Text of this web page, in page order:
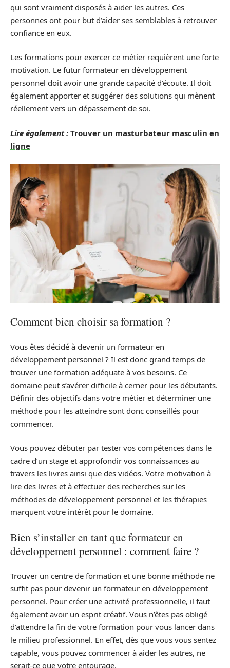
qui sont vraiment disposés à aider les autres. Ces
personnes ont pour but d’aider ses semblables à retrouver
confiance en eux.
Les formations pour exercer ce métier requièrent une forte
motivation. Le futur formateur en développement
personnel doit avoir une grande capacité d’écoute. Il doit
également apporter et suggérer des solutions qui mènent
réellement vers un dépassement de soi.
Lire également : Trouver un masturbateur masculin en
ligne
Comment bien choisir sa formation ?
Vous êtes décidé à devenir un formateur en
développement personnel ? Il est donc grand temps de
trouver une formation adéquate à vos besoins. Ce
domaine peut s’avérer difficile à cerner pour les débutants.
Définir des objectifs dans votre métier et déterminer une
méthode pour les atteindre sont donc conseillés pour
commencer.
Vous pouvez débuter par tester vos compétences dans le
cadre d’un stage et approfondir vos connaissances au
travers les livres ainsi que des vidéos. Votre motivation à
lire des livres et à effectuer des recherches sur les
méthodes de développement personnel et les thérapies
marquent votre intérêt pour le domaine.
Bien s’installer en tant que formateur en
développement personnel : comment faire ?
Trouver un centre de formation et une bonne méthode ne
suffit pas pour devenir un formateur en développement
personnel. Pour créer une activité professionnelle, il faut
également avoir un esprit créatif. Vous n’êtes pas obligé
d’attendre la fin de votre formation pour vous lancer dans
le milieu professionnel. En effet, dès que vous vous sentez
capable, vous pouvez commencer à aider les autres, ne
serait-ce que votre entourage.